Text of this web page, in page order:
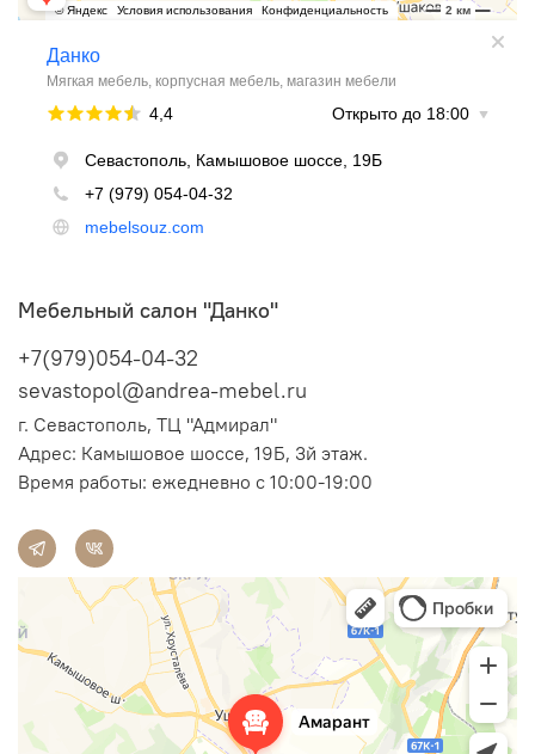
Мебельный салон "Данко"
+7(979)054-04-32
sevastopol@andrea-mebel.ru
г. Севастополь, ТЦ "Адмирал"
Адрес: Камышовое шоссе, 19Б, 3й этаж.
Время работы: ежедневно с 10:00-19:00